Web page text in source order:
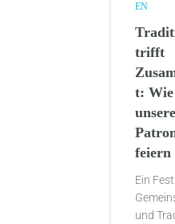
EN
trifft
t:
unsere
feiern
Ein
und